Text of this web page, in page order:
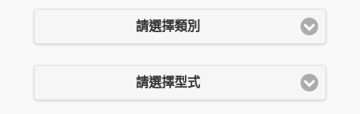
請選擇類別
請選擇型式